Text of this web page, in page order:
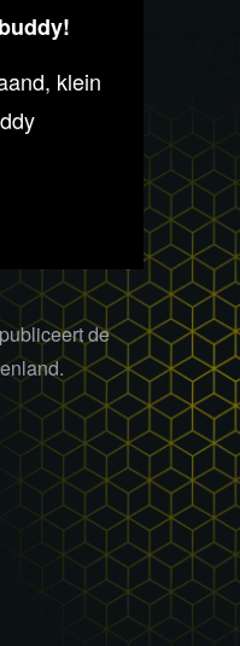
klein
de